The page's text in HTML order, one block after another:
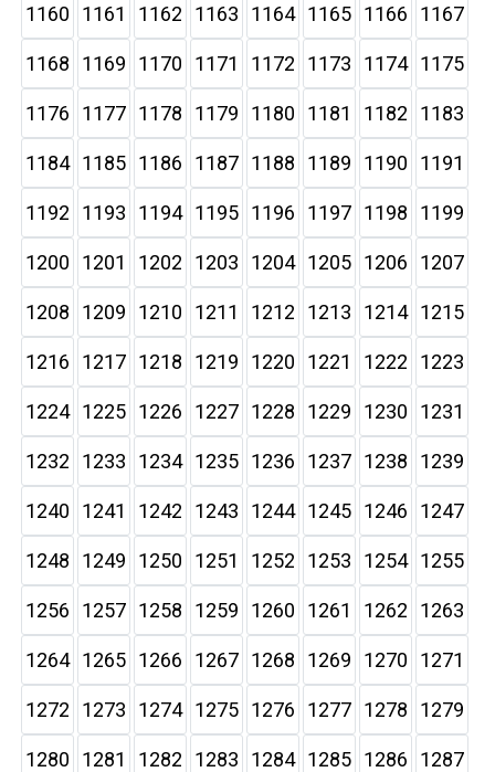
1160 1161 1162 1163 1164 1165 1166 1167
1168 1169 1170 1171 1172 1173 1174 1175
1176 1177 1178 1179 1180 1181 1182 1183
1184 1185 1186 1187 1188 1189 1190 1191
1192 1193 1194 1195 1196 1197 1198 1199
1200 1201 1202 1203 1204 1205 1206 1207
1208 1209 1210 1211 1212 1213 1214 1215
1216 1217 1218 1219 1220 1221 1222 1223
1224 1225 1226 1227 1228 1229 1230 1231
1232 1233 1234 1235 1236 1237 1238 1239
1240 1241 1242 1243 1244 1245 1246 1247
1248 1249 1250 1251 1252 1253 1254 1255
1256 1257 1258 1259 1260 1261 1262 1263
1264 1265 1266 1267 1268 1269 1270 1271
1272 1273 1274 1275 1276 1277 1278 1279
1280 1281 1282 1283 1284 1285 1286 1287